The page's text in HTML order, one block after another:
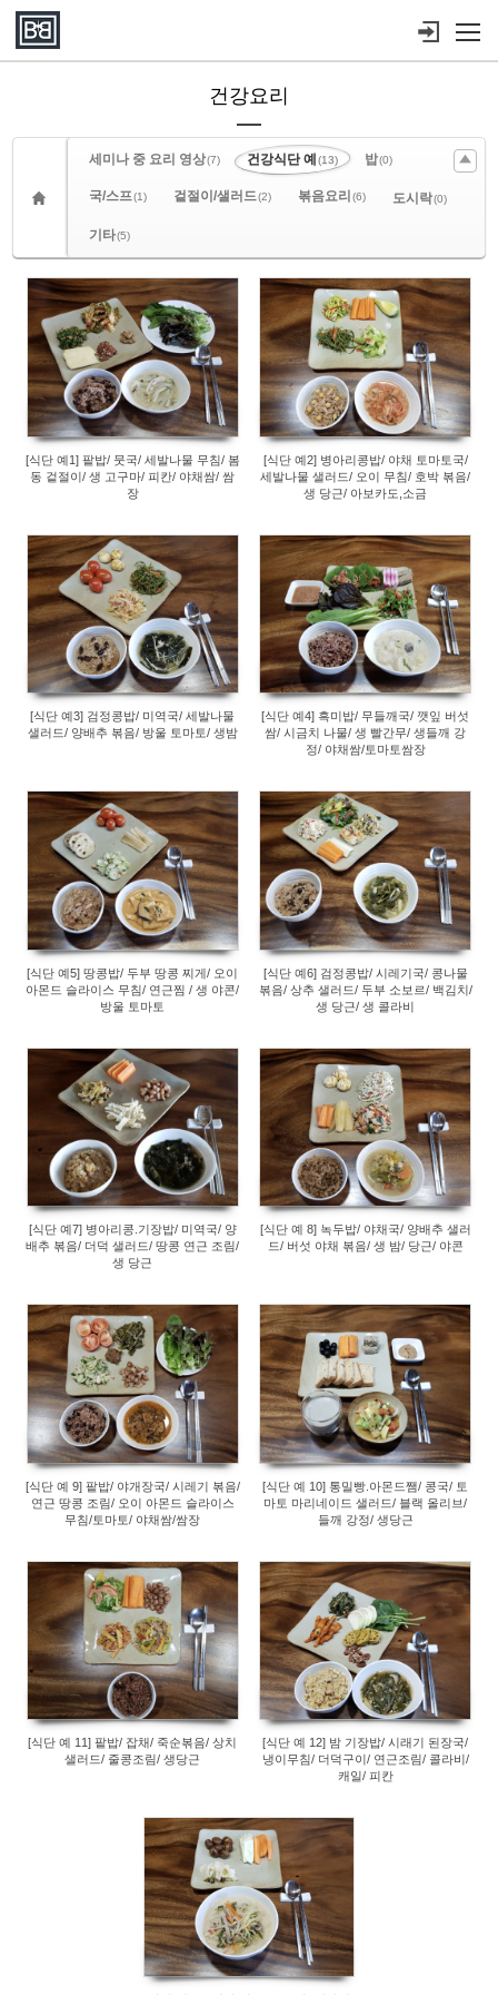
건강요리
세미나 중 요리 영상(7) 건강식단 예 (13) 밥(0)
국/스프(1) 겉절이/샐러드(2) 볶음요리 (6) 도시락(0)
기타(5)
608
[식단 예1] 팥밥/ 뭇국/ 세발나물 무침/ 봄
동 겉절이/ 생 고구마/ 피칸/ 야채쌈/ 쌈
장
550
[식단 예2] 병아리콩밥/ 야채 토마토국/
세발나물 샐러드/ 오이 무침/ 호박 볶음/
생 당근/ 아보카도,소금
434
[식단 예3] 검정콩밥/ 미역국/ 세발나물
샐러드/ 양배추 볶음/ 방울 토마토/ 생밤
517
[식단 예4] 흑미밥/ 무들깨국/ 깻잎 버섯
쌈/ 시금치 나물/ 생 빨간무/ 생들깨 강
정/ 야채쌈/토마토쌈장
354
[식단 예5] 땅콩밥/ 두부 땅콩 찌게/ 오이
아몬드 슬라이스 무침/ 연근찜 / 생 야콘/
방울 토마토
281
[식단 예6] 검정콩밥/ 시레기국/ 콩나물
볶음/ 상추 샐러드/ 두부 소보르/ 백김치/
생 당근/ 생 콜라비
289
[식단 예7] 병아리콩.기장밥/ 미역국/ 양
배추 볶음/ 더덕 샐러드/ 땅콩 연근 조림/
생 당근
238
[식단 예 8] 녹두밥/ 야채국/ 양배추 샐러
드/ 버섯 야채 볶음/ 생 밤/ 당근/ 야콘
266
[식단 예 9] 팥밥/ 야개장국/ 시레기 볶음/
연근 땅콩 조림/ 오이 아몬드 슬라이스
무침/토마토/ 야채쌈/쌈장
274
[식단 예 10] 통밀빵.아몬드쨈/ 콩국/ 토
마토 마리네이드 샐러드/ 블랙 올리브/
들깨 강정/ 생당근
317
[식단 예 11] 팥밥/ 잡채/ 죽순볶음/ 상치
샐러드/ 줄콩조림/ 생당근
240
[식단 예 12] 밤 기장밥/ 시래기 된장국/
냉이무침/ 더덕구이/ 연근조림/ 콜라비/
캐일/ 피칸
242